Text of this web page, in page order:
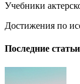
Учебники
Достижения по
Последние статьи